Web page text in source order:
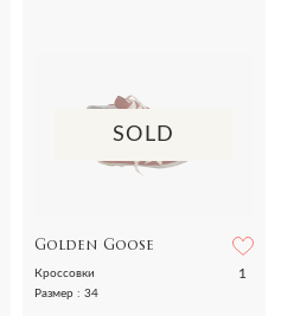
SOLD
Golden Goose
1
Кроссовки
Размер : 34